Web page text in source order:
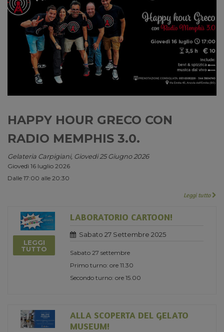
HAPPY HOUR GRECO CON
RADIO MEMPHIS 3.0.
Gelateria Carpigiani, Giovedi 25 Giugno 2026
Giovedì 16 luglio 2026
Dalle 17:00 alle 20:30
Leggi tutto
LEGGI
TUTTO
LABORATORIO CARTOON!
Sabato 27 Settembre 2025
Sabato 27 settembre
Primo turno: ore 11.30
Secondo turno: ore 15.00
ALLA SCOPERTA DEL GELATO
MUSEUM!